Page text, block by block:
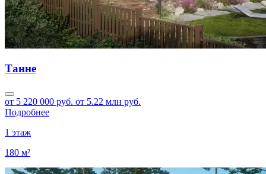
Танне
от 5 220 000 руб. от 5.22 млн руб.
Подробнее
1 этаж
180 м²